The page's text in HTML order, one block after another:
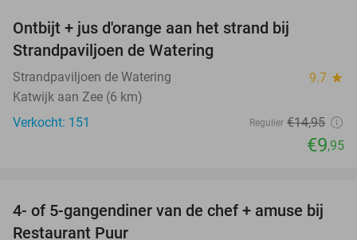
Ontbijt + jus d'orange aan het strand bij
Strandpaviljoen de Watering
Strandpaviljoen de Watering 9.7 star
Katwijk aan Zee (6 km)
Verkocht: 151
Regulier €14,95
€9,95
40%
4- of 5-gangendiner van de chef + amuse bij
Restaurant Puur